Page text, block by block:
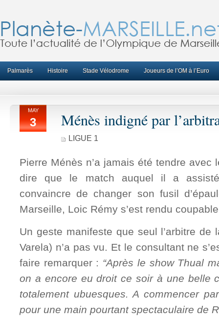
Palmarès Histoire Stade Vélodrome Joueurs de l’OM à l’Euro
MAY
3 Ménès indigné par
LIGUE 1
Pierre Ménès n’a jamais été tendre avec
dire que le match auquel il a
convaincre de changer son fusil
Marseille, Loic Rémy s’est rendu
Un geste manifeste que seul l’arbitre de
Varela) n’a pas vu. Et le consultant ne
faire remarquer : “Après le show Thual
on a encore eu droit ce soir à une belle
totalement ubuesques. A commencer
pour une main pourtant spectaculaire de